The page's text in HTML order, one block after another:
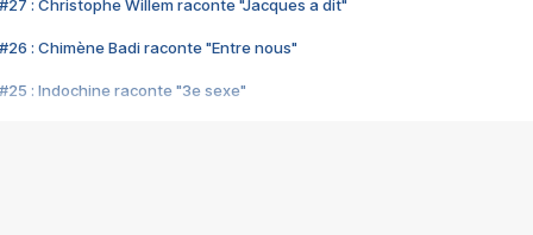
#27 : Christophe Willem raconte "Jacques a dit"
#26 : Chimène Badi raconte "Entre nous"
#25 : Indochine raconte "3e sexe"